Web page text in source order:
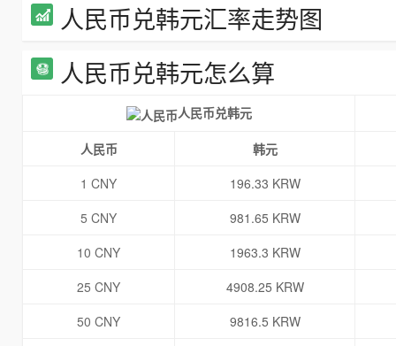
人民币兑韩元汇率走势图
人民币兑韩元怎么算
人民币兑韩元
人民币
韩元
1 CNY
196.33 KRW
5 CNY
981.65 KRW
10 CNY
1963.3 KRW
25 CNY
4908.25 KRW
50 CNY
9816.5 KRW